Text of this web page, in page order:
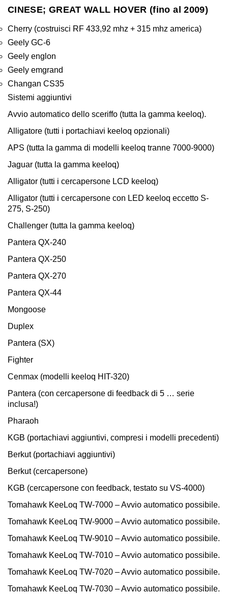
CINESE; GREAT WALL HOVER (fino al 2009)
Cherry (costruisci RF 433,92 mhz + 315 mhz america)
Geely GC-6
Geely englon
Geely emgrand
Changan CS35
Sistemi aggiuntivi
Avvio automatico dello sceriffo (tutta la gamma keeloq).
Alligatore (tutti i portachiavi keeloq opzionali)
APS (tutta la gamma di modelli keeloq tranne 7000-9000)
Jaguar (tutta la gamma keeloq)
Alligator (tutti i cercapersone LCD keeloq)
Alligator (tutti i cercapersone con LED keeloq eccetto S-
275, S-250)
Challenger (tutta la gamma keeloq)
Pantera QX-240
Pantera QX-250
Pantera QX-270
Pantera QX-44
Mongoose
Duplex
Pantera (SX)
Fighter
Cenmax (modelli keeloq HIT-320)
Pantera (con cercapersone di feedback di 5 … serie
inclusa!)
Pharaoh
KGB (portachiavi aggiuntivi, compresi i modelli precedenti)
Berkut (portachiavi aggiuntivi)
Berkut (cercapersone)
KGB (cercapersone con feedback, testato su VS-4000)
Tomahawk KeeLoq TW-7000 – Avvio automatico possibile.
Tomahawk KeeLoq TW-9000 – Avvio automatico possibile.
Tomahawk KeeLoq TW-9010 – Avvio automatico possibile.
Tomahawk KeeLoq TW-7010 – Avvio automatico possibile.
Tomahawk KeeLoq TW-7020 – Avvio automatico possibile.
Tomahawk KeeLoq TW-7030 – Avvio automatico possibile.